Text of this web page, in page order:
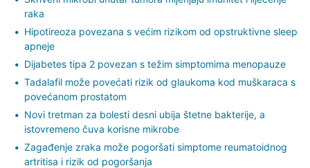
raka
Hipotireoza povezana s većim rizikom od opstruktivne sleep
apneje
Dijabetes tipa 2 povezan s težim simptomima menopauze
Tadalafil može povećati rizik od glaukoma kod muškaraca s
povećanom prostatom
Novi tretman za bolesti desni ubija štetne bakterije, a
istovremeno čuva korisne mikrobe
Zagađenje zraka može pogoršati simptome reumatoidnog
artritisa i rizik od pogoršanja